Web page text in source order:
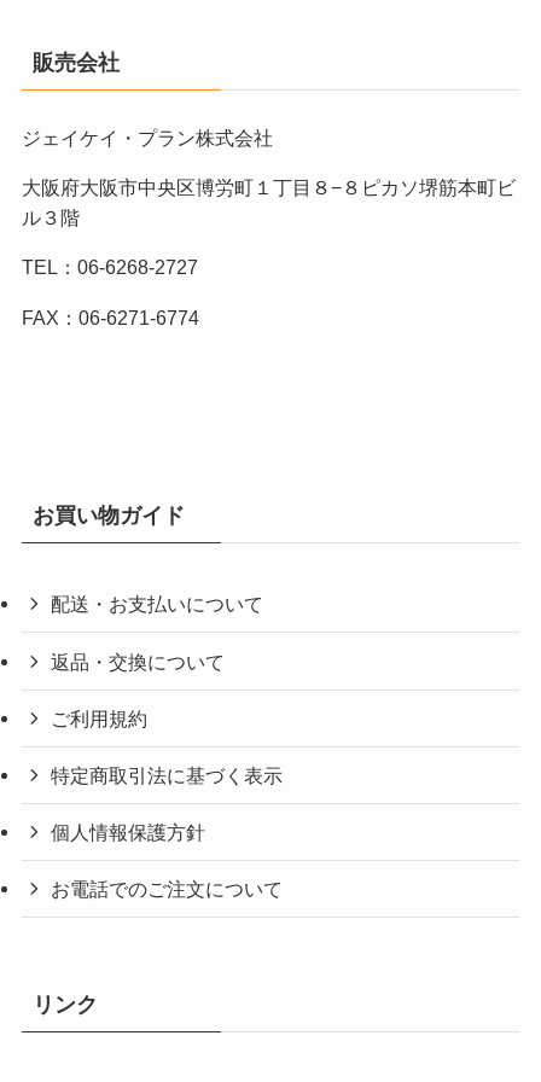
販売会社
ジェイケイ・プラン株式会社
大阪府大阪市中央区博労町１丁目８−８ピカソ堺筋本町ビ
ル３階
TEL：06-6268-2727
FAX：06-6271-6774
お買い物ガイド
配送・お支払いについて
返品・交換について
ご利用規約
特定商取引法に基づく表示
個人情報保護方針
お電話でのご注文について
リンク